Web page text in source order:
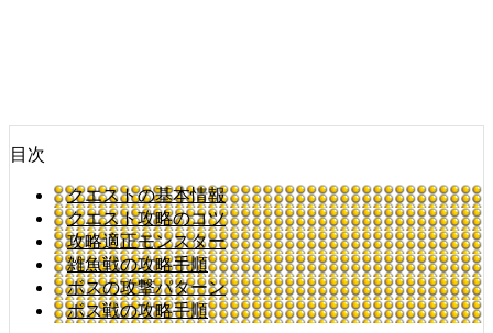
目次
クエストの基本情報
クエスト攻略のコツ
攻略適正モンスター
雑魚戦の攻略手順
ボスの攻撃パターン
ボス戦の攻略手順